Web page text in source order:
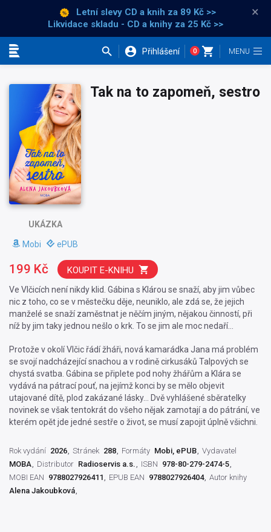
Letní slevy CD a knih za 89 Kč >>
Likvidace skladu - CD a knihy za 25 Kč >>
×
Přihlášení 0
UKÁZKA
Mobi ePUB
Tak na to zapomeň, sestro
Ve Vlčicích není nikdy klid. Gábina s Klárou se snaží, aby jim vůbec
nic z toho, co se v městečku děje, neuniklo, ale zdá se, že jejich
manželé se snaží zaměstnat je něčím jiným, nějakou činností, při
níž by jim taky jednou nešlo o krk. To se jim ale moc nedaří…
Protože v okolí Vlčic řádí žháři, nová kamarádka Jana má problém
se svojí nadcházející snachou a v rodině cirkusáků Talpových se
chystá svatba. Gábina se připlete pod nohy žhářům a Klára se
vydává na pátrací pouť, na jejímž konci by se mělo objevit
utajované dítě, plod zakázané lásky… Dvě vyhlášené sběratelky
novinek se však tentokrát do všeho nějak zamotají a do pátrání, ve
kterém opět jde jedné sestře o život, se musí zapojit úplně všichni.
199 Kč KOUPIT E-KNIHU
Rok vydání 2026 Stránek 288 Formáty Mobi, ePUB Vydavatel
MOBA
Distributor Radioservis a.s. ISBN 978-80-279-2474-5
MOBI EAN 9788027926411 EPUB EAN 9788027926404 Autor knihy
Alena Jakoubková